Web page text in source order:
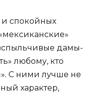
спокойных
дамы-
любому, кто
С ними лучше не
характер,